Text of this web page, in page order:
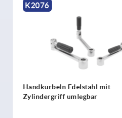
K0999
Handkurbeln Edelstahl mit
Zylindergriff drehbar